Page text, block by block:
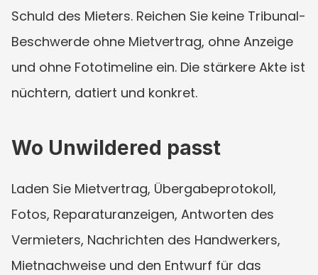
Schuld des Mieters. Reichen Sie keine Tribunal-
Beschwerde ohne Mietvertrag, ohne Anzeige
und ohne Fototimeline ein. Die stärkere Akte ist
nüchtern, datiert und konkret.
Wo Unwildered passt
Laden Sie Mietvertrag, Übergabeprotokoll,
Fotos, Reparaturanzeigen, Antworten des
Vermieters, Nachrichten des Handwerkers,
Mietnachweise und den Entwurf für das